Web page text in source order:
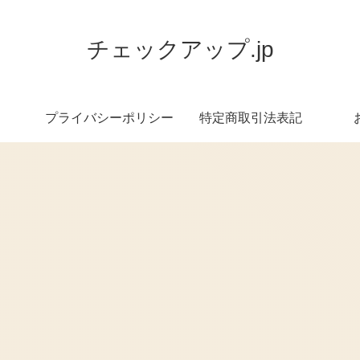
チェックアップ.jp
プライバシーポリシー 特定商取引法表記